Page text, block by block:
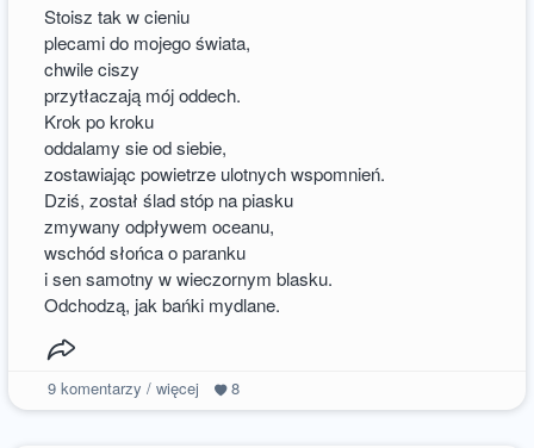
Stoisz tak w cieniu
plecami do mojego świata,
chwile ciszy
przytłaczają mój oddech.
Krok po kroku
oddalamy sie od siebie,
zostawiając powietrze ulotnych wspomnień.
Dziś, został ślad stóp na piasku
zmywany odpływem oceanu,
wschód słońca o paranku
i sen samotny w wieczornym blasku.
Odchodzą, jak bańki mydlane.
9komentarzy / więcej 8